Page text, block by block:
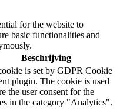
for the website to
basic functionalities and
Beschrijving
is set by GDPR Cookie
plugin. The cookie is used
the user consent for the
in the category "Analytics".